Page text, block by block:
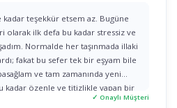
teşekkür etsem az. Bugüne
olarak ilk defa bu kadar stressiz ve
Normalde her taşınmada illaki
fakat bu sefer tek bir eşyam bile
ve tam zamanında yeni
kadar özenle ve titizlikle yapan bir
büyük şans. Herkese gönül
✓ Onaylı Müşteri